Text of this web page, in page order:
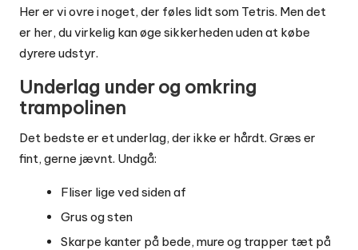
Her er vi ovre i noget, der føles lidt som Tetris. Men det
er her, du virkelig kan øge sikkerheden uden at købe
dyrere udstyr.
Underlag under og omkring
trampolinen
Det bedste er et underlag, der ikke er hårdt. Græs er
fint, gerne jævnt. Undgå:
Fliser lige ved siden af
Grus og sten
Skarpe kanter på bede, mure og trapper tæt på